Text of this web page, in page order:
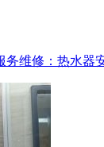
务维修：热水器